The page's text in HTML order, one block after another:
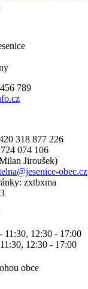
789
318 877 226
074 106
Jiroušek)
obec.cz
zxtbxma
11:30, 12:30 - 17:00
12:30 - 17:00